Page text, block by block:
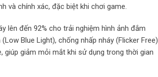
và chính xác, đặc biệt khi chơi game.
lên đến 92% cho trải nghiệm hình ảnh đắm
Blue Light), chống nhấp nháy (Flicker Free)
giúp giảm mỏi mắt khi sử dụng trong thời gian